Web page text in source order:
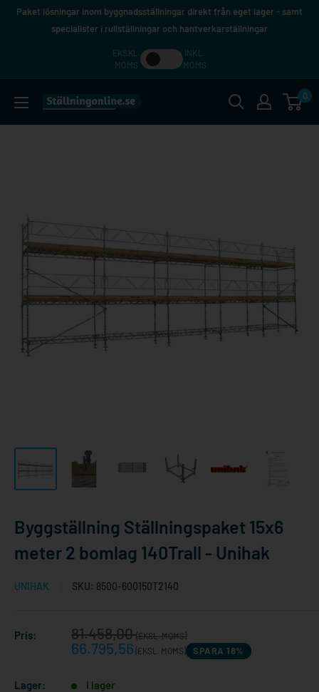
HoppaPaket lösningar inom byggnadsställningar direkt från eget lager - samt
specialister i rullställningar och hantverkarställningar
EKSKL.
MOMS
INKL.
MOMS
Ställningonline.se
0
Byggställning Ställningspaket 15x6
meter 2 bomlag 140Trall - Unihak
UNIHAK SKU: 8500-600150T2140
Pris: Reapris
81.458,00(EKSL. MOMS)
66.795,56 (EKSL. MOMS) SPARA 18%
Lager:
I lager